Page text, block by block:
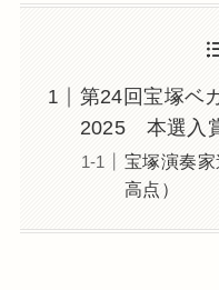
第24回宝塚ベ
2025 本選入
宝塚演奏
高点）